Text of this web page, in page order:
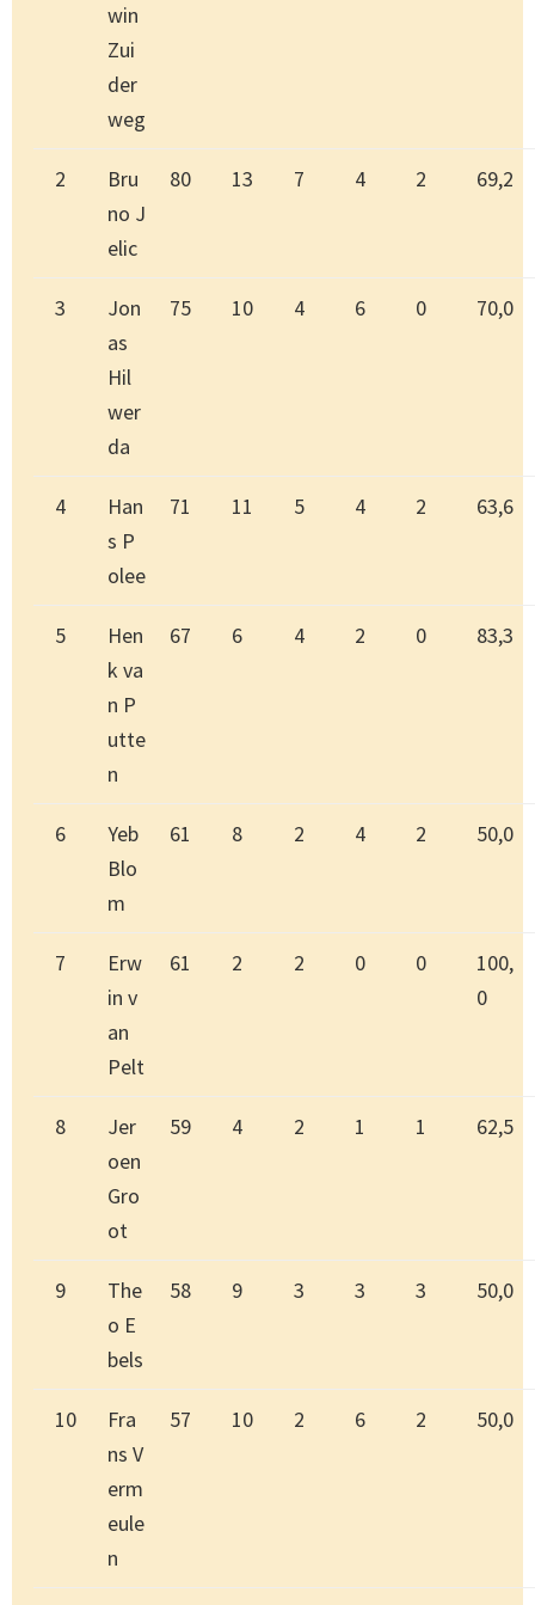
win
Zui
der
weg
2
Bru
no J
elic
80 13 7 4 2 69,2
3
Jon
as
Hil
wer
da
75 10 4 6 0 70,0
4
Han
s P
olee
71 11 5 4 2 63,6
5
Hen
k va
n P
utte
n
67 6 4 2 0 83,3
6
Yeb
Blo
m
61 8 2 4 2 50,0
7
Erw
in v
an
Pelt
61 2 2 0 0
100,
0
8
Jer
oen
Gro
ot
59 4 2 1 1 62,5
9
The
o E
bels
58 9 3 3 3 50,0
10
Fra
ns V
erm
eule
n
57 10 2 6 2 50,0